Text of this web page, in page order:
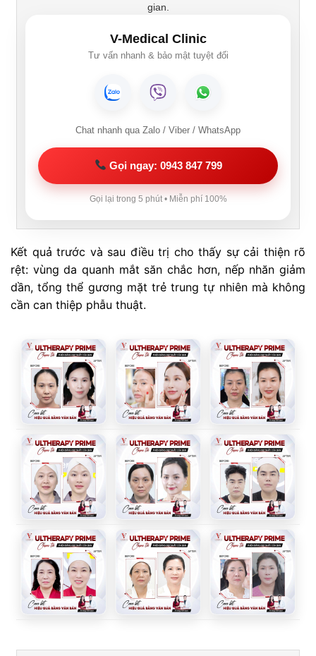
gian.
V-Medical Clinic
Tư vấn nhanh & bảo mật tuyệt đối
Chat nhanh qua Zalo / Viber / WhatsApp
Gọi ngay: 0943 847 799
Gọi lại trong 5 phút • Miễn phí 100%
Kết quả trước và sau điều trị cho thấy sự cải thiện rõ
rệt: vùng da quanh mắt săn chắc hơn, nếp nhăn giảm
dần, tổng thể gương mặt trẻ trung tự nhiên mà không
cần can thiệp phẫu thuật.